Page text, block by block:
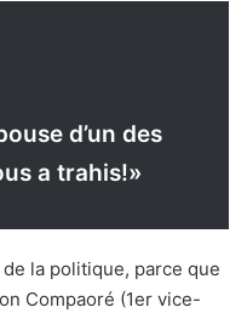
d’un des
a trahis!»
de la politique, parce que
Compaoré (1er vice-